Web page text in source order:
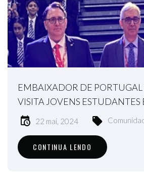
EMBAIXADOR DE
VISITA JOVENS
22 mai, 2024
CONTINUA LENDO